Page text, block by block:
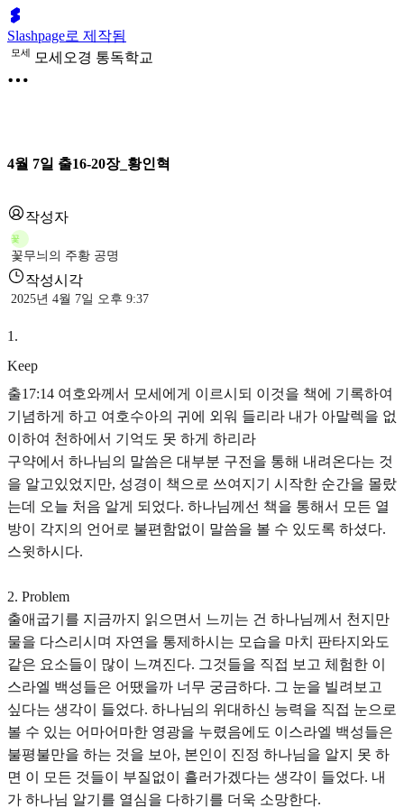
Slashpage로 제작됨
모세 모세오경 통독학교
4월 7일 출16-20장_황인혁
작성자
꽃
꽃무늬의 주황 공명
작성시각
2025년 4월 7일 오후 9:37
1 .
Keep
출17:14 여호와께서 모세에게 이르시되 이것을 책에 기록하여
기념하게 하고 여호수아의 귀에 외워 들리라 내가 아말렉을 없
이하여 천하에서 기억도 못 하게 하리라
구약에서 하나님의 말씀은 대부분 구전을 통해 내려온다는 것
을 알고있었지만, 성경이 책으로 쓰여지기 시작한 순간을 몰랐
는데 오늘 처음 알게 되었다. 하나님께선 책을 통해서 모든 열
방이 각지의 언어로 불편함없이 말씀을 볼 수 있도록 하셨다.
스윗하시다.
2. Problem
출애굽기를 지금까지 읽으면서 느끼는 건 하나님께서 천지만
물을 다스리시며 자연을 통제하시는 모습을 마치 판타지와도
같은 요소들이 많이 느껴진다. 그것들을 직접 보고 체험한 이
스라엘 백성들은 어땠을까 너무 궁금하다. 그 눈을 빌려보고
싶다는 생각이 들었다. 하나님의 위대하신 능력을 직접 눈으로
볼 수 있는 어마어마한 영광을 누렸음에도 이스라엘 백성들은
불평불만을 하는 것을 보아, 본인이 진정 하나님을 알지 못 하
면 이 모든 것들이 부질없이 흘러가겠다는 생각이 들었다. 내
가 하나님 알기를 열심을 다하기를 더욱 소망한다.